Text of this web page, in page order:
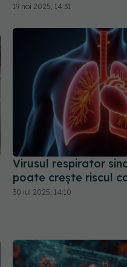
19 noi 2025, 14:31
Virusul respirator
poate crește riscul
30 iul 2025, 14:10